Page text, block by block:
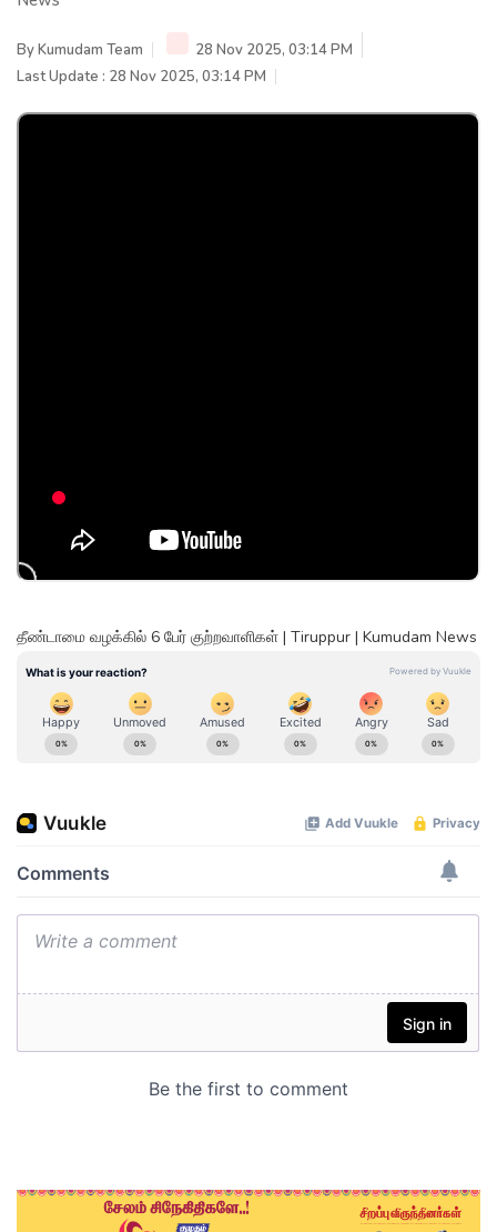
ByKumudam Team
28 Nov 2025, 03:14 PM
Last Update : 28 Nov 2025, 03:14 PM
தீண்டாமை வழக்கில் 6 பேர் குற்றவாளிகள் | Tiruppur | Kumudam News